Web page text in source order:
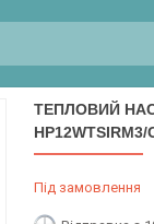
ТЕПЛОВИЙ
HP12WTSIRM3/
Під замовлення